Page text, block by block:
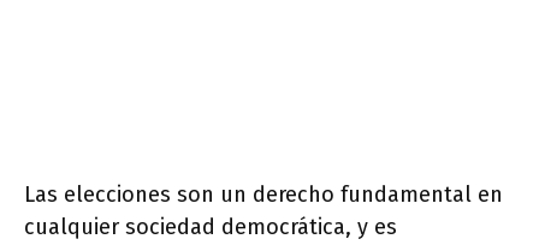
Las elecciones son un derecho fundamental en
cualquier sociedad democrática, y es